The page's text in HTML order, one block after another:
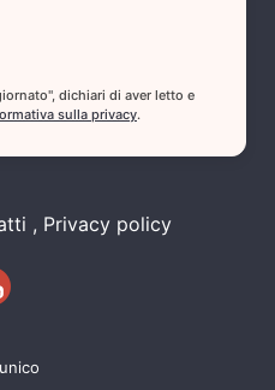
dichiari di aver letto e
sulla privacy.
Privacy policy